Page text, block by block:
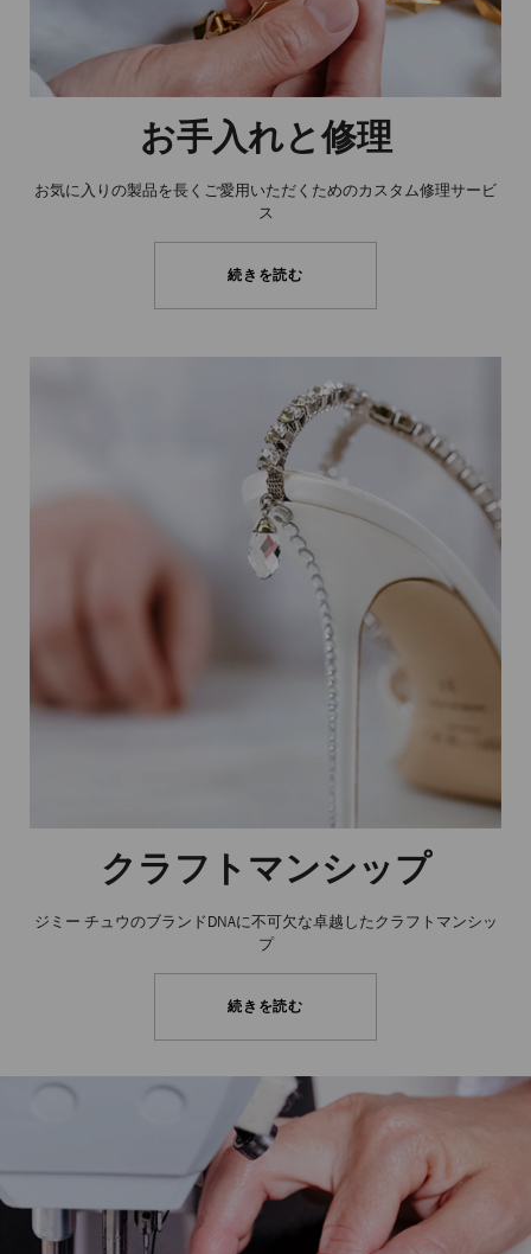
お手入れと修理
お気に入りの製品を長くご愛用いただくためのカスタム修理サービ
ス
続きを読む
クラフトマンシップ
ジミー チュウのブランドDNAに不可欠な卓越したクラフトマンシッ
プ
続きを読む